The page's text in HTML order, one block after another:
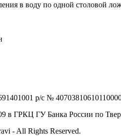
в воду по одной столовой
р/с №
в ГРКЦ ГУ Банка России по
- All Rights Reserved.